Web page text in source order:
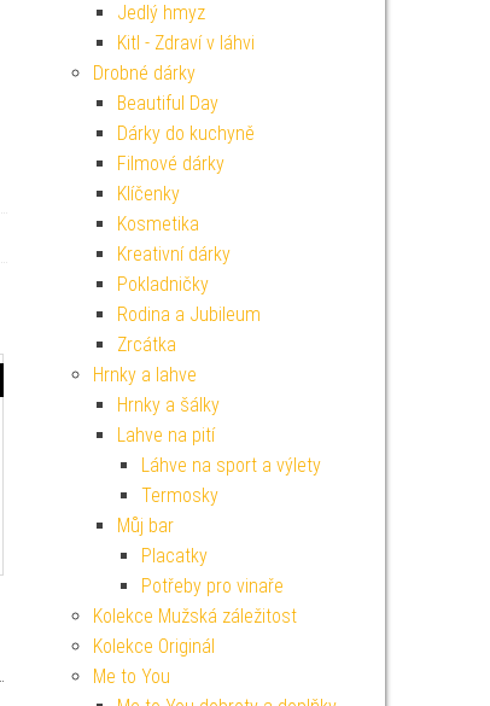
byla: 249 Kč.
cena je: 224 Kč.
Jedlý hmyz
Kitl - Zdraví v láhvi
Drobné dárky
Beautiful Day
Dárky do kuchyně
Filmové dárky
Klíčenky
Kosmetika
Kreativní dárky
Pokladničky
Rodina a Jubileum
Zrcátka
Hrnky a lahve
Hrnky a šálky
Lahve na pití
Láhve na sport a výlety
Termosky
Můj bar
Placatky
Potřeby pro vinaře
Kolekce Mužská záležitost
Kolekce Originál
Me to You